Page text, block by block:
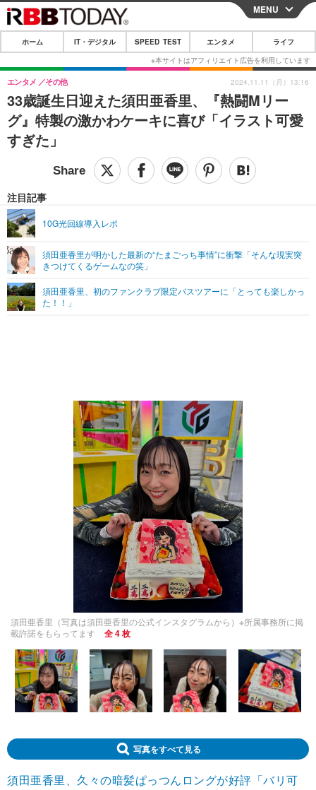
CLOSE
ホーム
IT・デジタル
IT・デジタルTOP スマートフォン
ショッピング その他
SPEED TEST
エンタメ
エンタメTOP 映画・ドラマ
音楽
グラビア ブログ
ペット
その他
リリース一覧
プッシュ通知の停止方法
MENU
ホーム IT・デジタル SPEED TEST エンタメ ライフ
33歳誕生日迎えた須田亜香里、『熱闘Mリー
グ』特製の激かわケーキに喜び「イラスト可愛
すぎた」
エンタメ その他
注目記事
10G光回線導入レポ
須田亜香里が明かした最新の“たまごっち事情”に衝撃「そんな現実突
きつけてくるゲームなの笑」
須田亜香里、初のファンクラブ限定バスツアーに「とっても楽しかっ
た！！」
2024.11.11（月）13:16
須田亜香里（写真は須田亜香里の公式インスタグラムから）※所属事務所に掲
載許諾をもらってます
全 4 枚
写真をすべて見る
須田亜香里、久々の暗髪ぱっつんロングが好評「バリ可